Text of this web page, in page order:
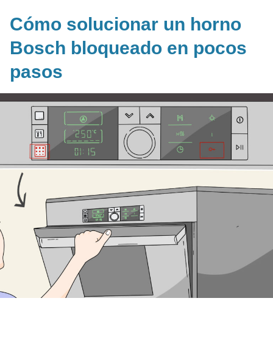
Cómo solucionar un horno
Bosch bloqueado en pocos
pasos